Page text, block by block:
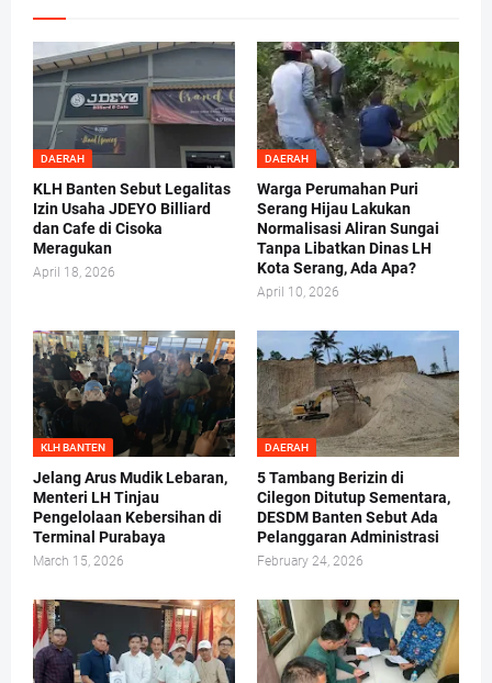
DAERAH
KLH Banten Sebut Legalitas
Izin Usaha JDEYO Billiard
dan Cafe di Cisoka
Meragukan
April 18, 2026
DAERAH
Warga Perumahan Puri
Serang Hijau Lakukan
Normalisasi Aliran Sungai
Tanpa Libatkan Dinas LH
Kota Serang, Ada Apa?
April 10, 2026
KLH BANTEN
Jelang Arus Mudik Lebaran,
Menteri LH Tinjau
Pengelolaan Kebersihan di
Terminal Purabaya
March 15, 2026
DAERAH
5 Tambang Berizin di
Cilegon Ditutup Sementara,
DESDM Banten Sebut Ada
Pelanggaran Administrasi
February 24, 2026